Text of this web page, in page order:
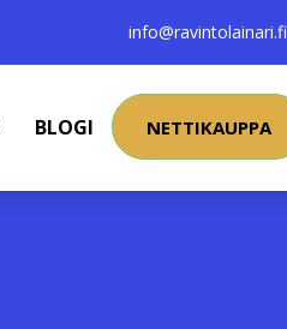
info@ravintolainari.fi
BLOGI NETTIKAUPPA